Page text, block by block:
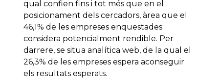
qual confien fins i tot més que en el
posicionament dels cercadors, àrea que el
46,1% de les empreses enquestades
considera potencialment rendible. Per
darrere, se situa analítica web, de la qual el
26,3% de les empreses espera aconseguir
els resultats esperats.